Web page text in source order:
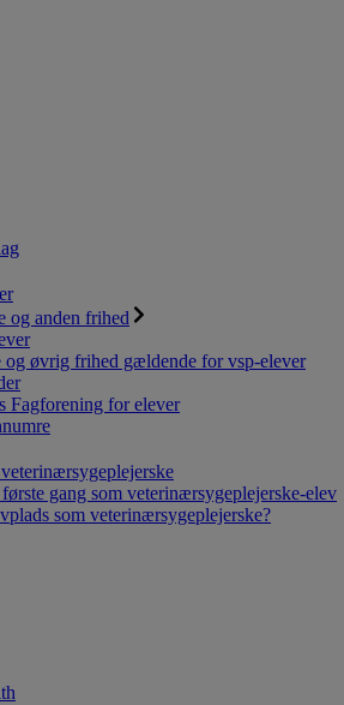
og anden frihed
og øvrig frihed gældende for vsp-elever
Fagforening for elever
gang som veterinærsygeplejerske-elev
som veterinærsygeplejerske?